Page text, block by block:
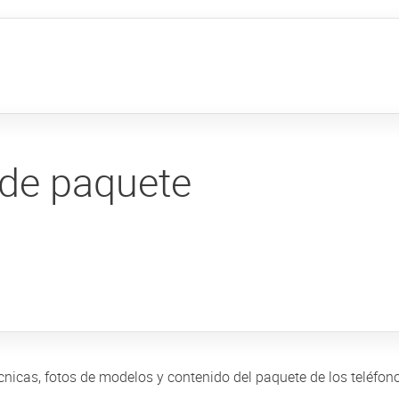
paquete
fotos de modelos y contenido del paquete de los